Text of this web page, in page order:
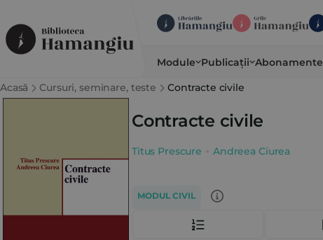
Module Publicații Abonamente
Acasă Cursuri, seminare, teste Contracte civile
Contracte civile
Titus Prescure Andreea Ciurea
MODUL CIVIL